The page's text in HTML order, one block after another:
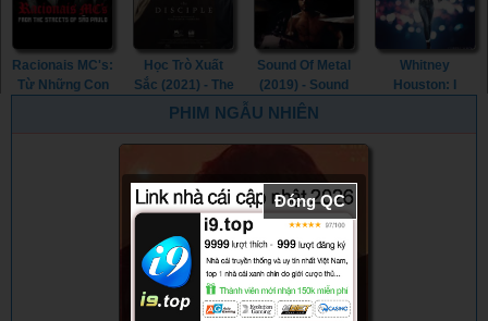
Racionais MC's:
Từ Những Con
Học Trò Xuất
Sắc (2021) - The
Disciple (2021)
Sound Of Metal
(2019) - Sound
Of Metal (2019)
Whitney
Houston: I
PHIM NGẪU NHIÊN
Đóng QC